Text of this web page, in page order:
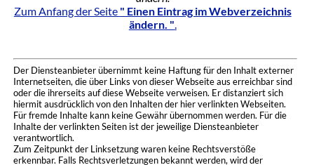
Zum Anfang der Seite " Einen Eintrag im Webverzeichnis
ändern. ".
Der Diensteanbieter übernimmt keine Haftung für den Inhalt externer
Internetseiten, die über Links von dieser Webseite aus erreichbar sind
oder die ihrerseits auf diese Webseite verweisen. Er distanziert sich
hiermit ausdrücklich von den Inhalten der hier verlinkten Webseiten.
Für fremde Inhalte kann keine Gewähr übernommen werden. Für die
Inhalte der verlinkten Seiten ist der jeweilige Diensteanbieter
verantwortlich.
Zum Zeitpunkt der Linksetzung waren keine Rechtsverstöße
erkennbar. Falls Rechtsverletzungen bekannt werden, wird der